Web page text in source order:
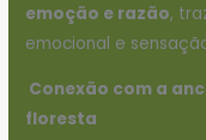
emoção e razão,
emocional e
Conexão com a
floresta